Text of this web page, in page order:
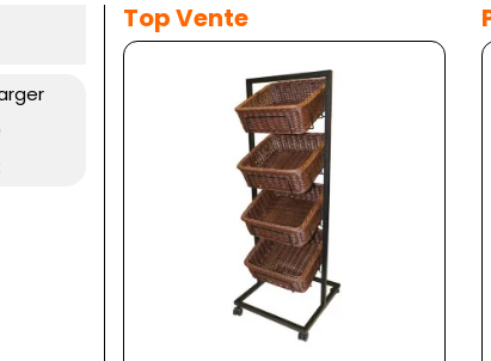
Top Vente